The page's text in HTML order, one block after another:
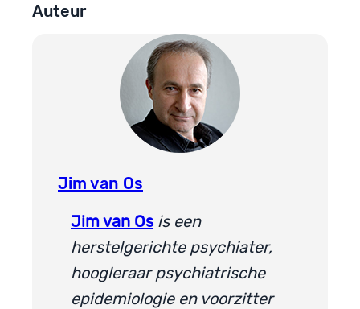
Auteur
Jim van Os
Jim van Os is een
herstelgerichte psychiater,
hoogleraar psychiatrische
epidemiologie en voorzitter